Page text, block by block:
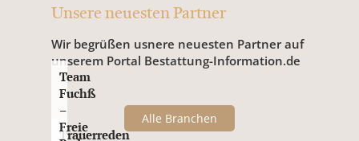
Unsere neuesten Partner
Wir begrüßen usnere neuesten Partner auf
unserem Portal Bestattung-Information.de
Alle Branchen
Trauerreden
Team
Fuchß
–
Freie